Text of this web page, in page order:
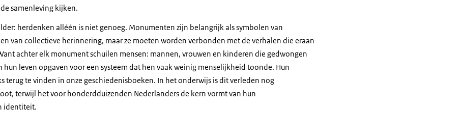
samenleving kijken.
herdenken alléén is niet genoeg. Monumenten zijn belangrijk als symbolen van
van collectieve herinnering, maar ze moeten worden verbonden met de verhalen die eraan
achter elk monument schuilen mensen: mannen, vrouwen en kinderen die gedwongen
leven opgaven voor een systeem dat hen vaak weinig menselijkheid toonde. Hun
terug te vinden in onze geschiedenisboeken. In het onderwijs is dit verleden nog
terwijl het voor honderdduizenden Nederlanders de kern vormt van hun
identiteit.